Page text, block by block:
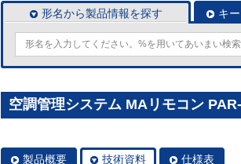
形名から製品情報を探す キ
空調管理システム MAリモコン
製品概要 技術資料 仕様表